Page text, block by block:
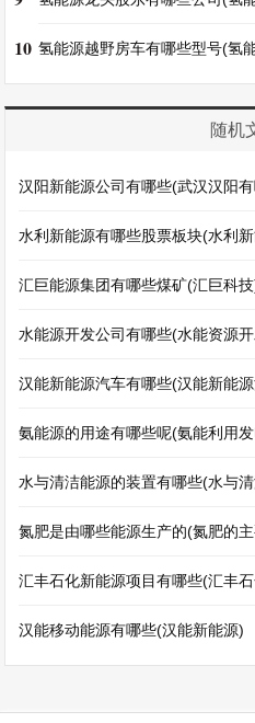
10 氢能源越野房车有哪些型号(氢
随机
汉阳新能源公司有哪些(武汉汉阳
水利新能源有哪些股票板块(水利
汇巨能源集团有哪些煤矿(汇巨科
水能源开发公司有哪些(水能资源
汉能新能源汽车有哪些(汉能新能
氨能源的用途有哪些呢(氨能利用
水与清洁能源的装置有哪些(水与
氮肥是由哪些能源生产的(氮肥的
汇丰石化新能源项目有哪些(汇丰
汉能移动能源有哪些(汉能新能源)